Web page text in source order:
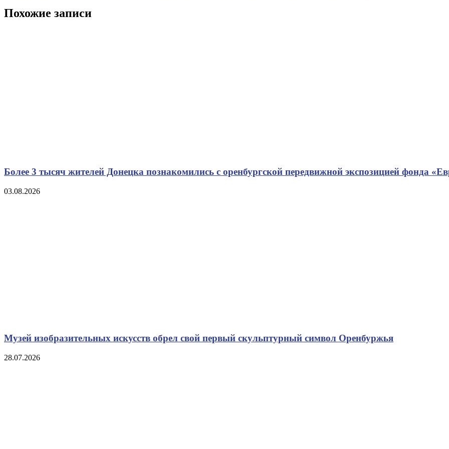
записям
Похожие записи
Более 3 тысяч жителей Донецка познакомились с оренбургской передвижной экспозицией фонда
03.08.2026
Музей изобразительных искусств обрел свой первый скульптурный символ Оренбуржья
28.07.2026